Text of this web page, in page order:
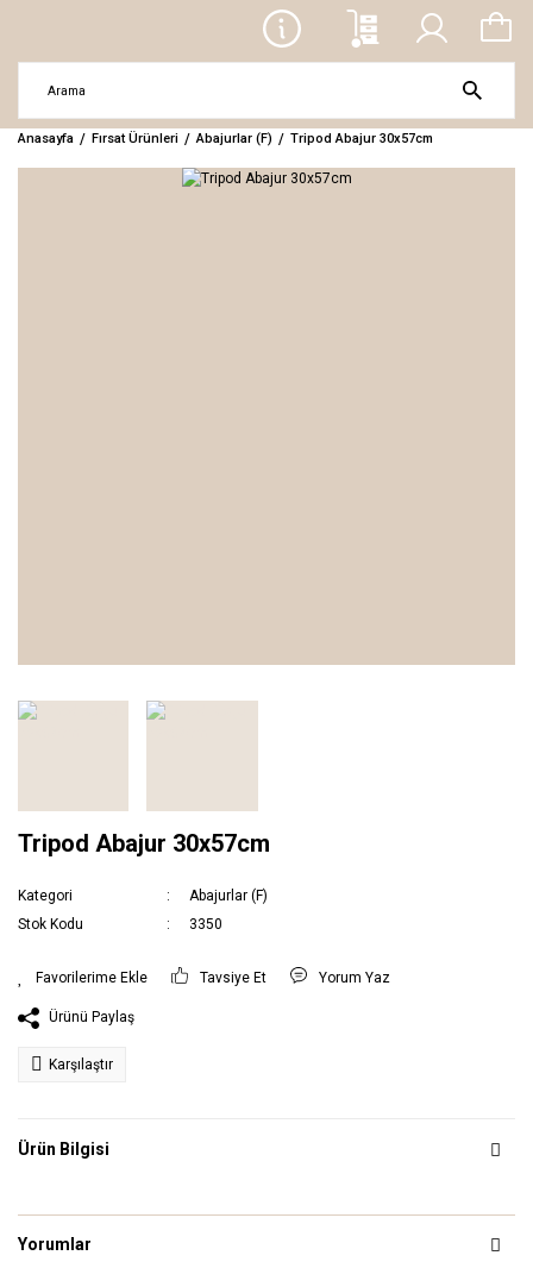
Anasayfa Fırsat Ürünleri Abajurlar (F) Tripod Abajur 30x57cm
Tripod Abajur 30x57cm
Kategori
Abajurlar (F)
Stok Kodu
3350
Tavsiye Et Yorum Yaz
Ürünü Paylaş
Karşılaştır
Ürün Bilgisi
Yorumlar